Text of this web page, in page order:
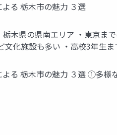
る 栃木市の魅力 ３選
木県の県南エリア ・東京ま
化施設も多い ・高校3年生
る 栃木市の魅力 ３選 ①多